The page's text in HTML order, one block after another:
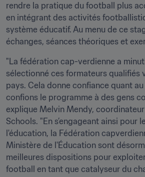
rendre la pratique du football plus
en intégrant des activités
système éducatif. Au menu de ce
échanges, séances théoriques et
"La fédération cap-verdienne a
sélectionné ces formateurs qualifiés
pays. Cela donne confiance quant
confions le programme à des gens
explique Melvin Mendy,
Schools. "En s’engageant ainsi pour
l'éducation, la Fédération
Ministère de l'Éducation sont
meilleures dispositions pour
football en tant que catalyseur du